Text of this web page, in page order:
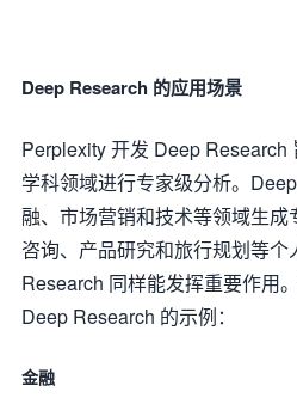
Deep Research 的应用场景
Perplexity 开发 Deep Research
学科领域进行专家级分析。
融、市场营销和技术等领域生
咨询、产品研究和旅行规划等
Research 同样能发挥重要作用
Deep Research 的示例：
金融